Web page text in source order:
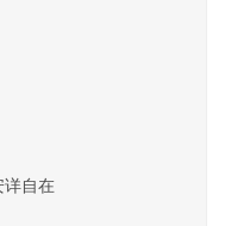
详自在